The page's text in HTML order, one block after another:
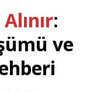
:
ve